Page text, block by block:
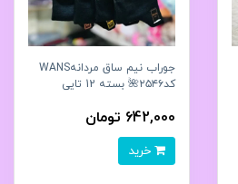
جوراب نیم ساق مردانهWANS
کد۲۵۴۶🌺 بسته 12 تایی
642,000 تومان